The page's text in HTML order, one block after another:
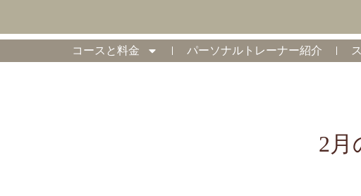
コースと料金 パーソナルトレーナー紹介
2月